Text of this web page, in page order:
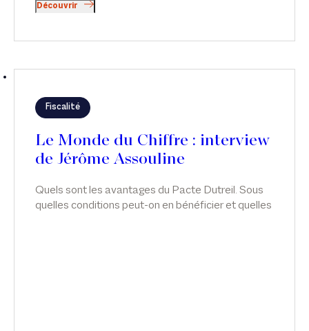
Découvrir
Fiscalité
Quels sont les avantages du Pacte Dutreil. Sous
quelles conditions peut-on en bénéficier et quelles
Le Monde du Chiffre : interview
de Jérôme Assouline